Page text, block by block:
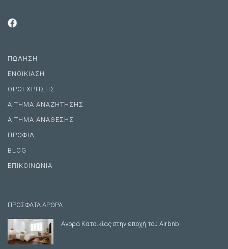
ΠΩΛΗΣΗ
ΕΝΟΙΚΙΑΣΗ
ΟΡΟΙ ΧΡΗΣΗΣ
ΑΙΤΗΜΑ ΑΝΑΖΗΤΗΣΗΣ
ΑΙΤΗΜΑ ΑΝΑΘΕΣΗΣ
ΠΡΟΦΙΛ
BLOG
ΕΠΙΚΟΙΝΩΝΙΑ
ΠΡΟΣΦΑΤΑ ΑΡΘΡΑ
Αγορά Κατοικίας στην εποχή του Airbnb